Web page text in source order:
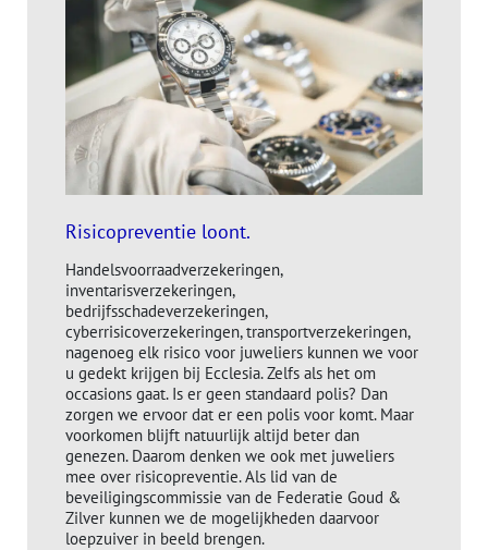
Risicopreventie loont.
Handelsvoorraadverzekeringen,
inventarisverzekeringen,
bedrijfsschadeverzekeringen,
cyberrisicoverzekeringen, transportverzekeringen,
nagenoeg elk risico voor juweliers kunnen we voor
u gedekt krijgen bij Ecclesia. Zelfs als het om
occasions gaat. Is er geen standaard polis? Dan
zorgen we ervoor dat er een polis voor komt. Maar
voorkomen blijft natuurlijk altijd beter dan
genezen. Daarom denken we ook met juweliers
mee over risicopreventie. Als lid van de
beveiligingscommissie van de Federatie Goud &
Zilver kunnen we de mogelijkheden daarvoor
loepzuiver in beeld brengen.